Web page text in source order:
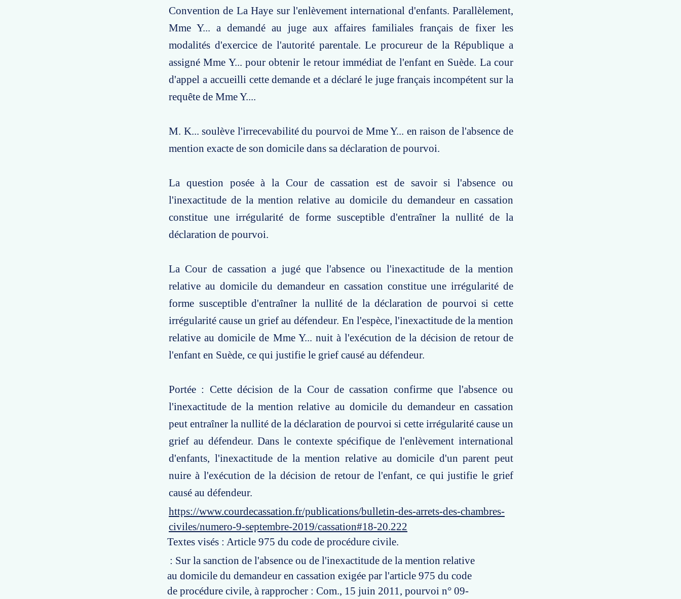
Convention de La Haye sur l'enlèvement international d'enfants. Parallèlement,
Mme Y... a demandé au juge aux affaires familiales français de fixer les
modalités d'exercice de l'autorité parentale. Le procureur de la République a
assigné Mme Y... pour obtenir le retour immédiat de l'enfant en Suède. La cour
d'appel a accueilli cette demande et a déclaré le juge français incompétent sur la
requête de Mme Y....
M. K... soulève l'irrecevabilité du pourvoi de Mme Y... en raison de l'absence de
mention exacte de son domicile dans sa déclaration de pourvoi.
La question posée à la Cour de cassation est de savoir si l'absence ou
l'inexactitude de la mention relative au domicile du demandeur en cassation
constitue une irrégularité de forme susceptible d'entraîner la nullité de la
déclaration de pourvoi.
La Cour de cassation a jugé que l'absence ou l'inexactitude de la mention
relative au domicile du demandeur en cassation constitue une irrégularité de
forme susceptible d'entraîner la nullité de la déclaration de pourvoi si cette
irrégularité cause un grief au défendeur. En l'espèce, l'inexactitude de la mention
relative au domicile de Mme Y... nuit à l'exécution de la décision de retour de
l'enfant en Suède, ce qui justifie le grief causé au défendeur.
Portée : Cette décision de la Cour de cassation confirme que l'absence ou
l'inexactitude de la mention relative au domicile du demandeur en cassation
peut entraîner la nullité de la déclaration de pourvoi si cette irrégularité cause un
grief au défendeur. Dans le contexte spécifique de l'enlèvement international
d'enfants, l'inexactitude de la mention relative au domicile d'un parent peut
nuire à l'exécution de la décision de retour de l'enfant, ce qui justifie le grief
causé au défendeur.
https://www.courdecassation.fr/publications/bulletin-des-arrets-des-chambres-
civiles/numero-9-septembre-2019/cassation#18-20.222
Textes visés : Article 975 du code de procédure civile.
: Sur la sanction de l'absence ou de l'inexactitude de la mention relative
au domicile du demandeur en cassation exigée par l'article 975 du code
de procédure civile, à rapprocher : Com., 15 juin 2011, pourvoi n° 09-